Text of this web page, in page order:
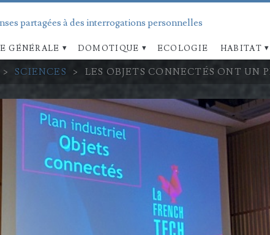
partagées à des interrogations personnelles
GÉNÉRALE DOMOTIQUE ECOLOGIE HABITAT
> SCIENCES > LES OBJETS CONNECTÉS ONT UN